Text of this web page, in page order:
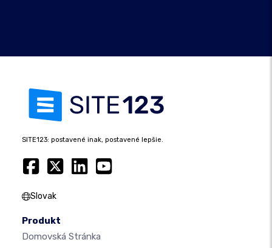
SITE123: postavené inak, postavené lepšie.
Slovak
Produkt
Domovská Stránka